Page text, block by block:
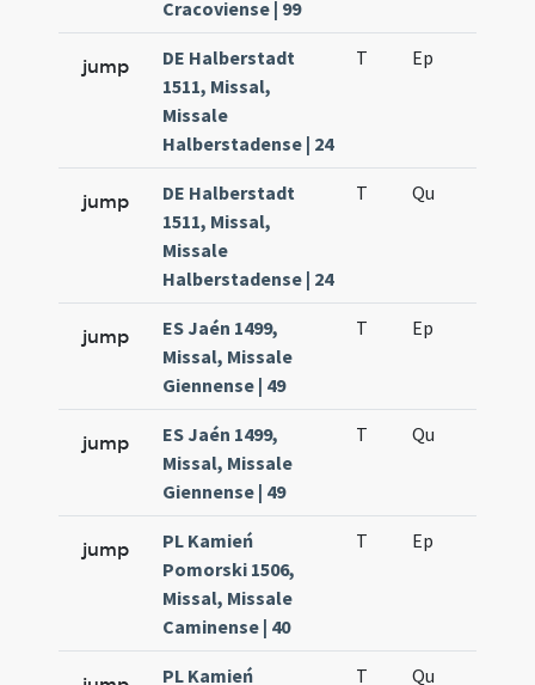
Cracoviense | 99
jump
DE Halberstadt
1511, Missal,
Missale
Halberstadense | 24
T Ep
jump
DE Halberstadt
1511, Missal,
Missale
Halberstadense | 24
T Qu
jump
ES Jaén 1499,
Missal, Missale
Giennense | 49
T Ep
jump
ES Jaén 1499,
Missal, Missale
Giennense | 49
T Qu
jump
PL Kamień
Pomorski 1506,
Missal, Missale
Caminense | 40
T Ep
PL Kamień
T Qu